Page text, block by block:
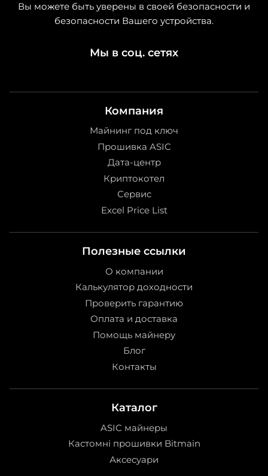
Вы можете быть уверены в своей безопасности и
безопасности Вашего устройства.
Мы в соц. сетях
Компания
Майнинг под ключ
Прошивка ASIC
Дата-центр
Криптокотел
Сервис
Excel Price List
Полезные ссылки
О компании
Калькулятор доходности
Проверить гарантию
Оплата и доставка
Помощь майнеру
Блог
Контакты
Каталог
ASIC майнеры
Кастомні прошивки Bitmain
Аксесуари